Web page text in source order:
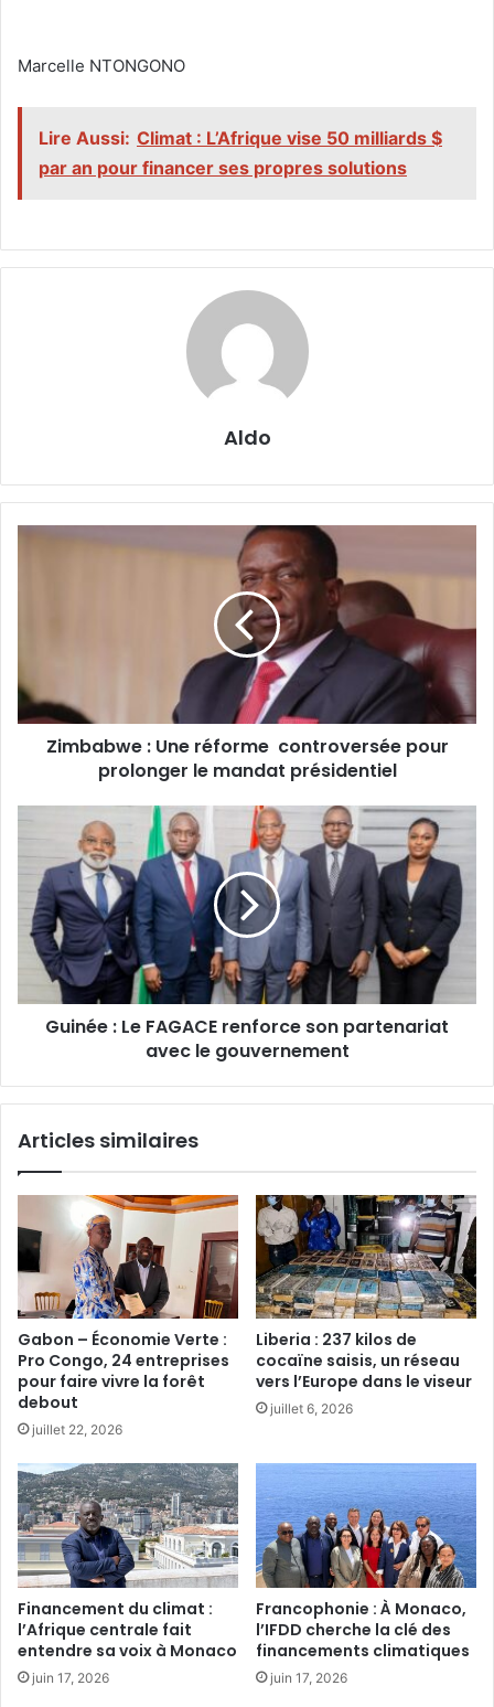
‎Marcelle NTONGONO
Lire Aussi: Climat : L’Afrique vise 50 milliards $
par an pour financer ses propres solutions
Aldo
Zimbabwe
le
mandat
présidentiel
Zimbabwe : Une réforme controversée pour
prolonger le mandat présidentiel
Le
FAGACE
renforce
son
partenariat
avec
le
gouvernement
Guinée : Le FAGACE renforce son partenariat
avec le gouvernement
Articles similaires
Gabon – Économie Verte :
Pro Congo, 24 entreprises
pour faire vivre la forêt
debout
juillet 22, 2026
Liberia : 237 kilos de
cocaïne saisis, un réseau
vers l’Europe dans le viseur
juillet 6, 2026
Financement du climat :
l’Afrique centrale fait
entendre sa voix à Monaco‎
juin 17, 2026
Francophonie : À Monaco,
l’IFDD cherche la clé des
financements climatiques
juin 17, 2026